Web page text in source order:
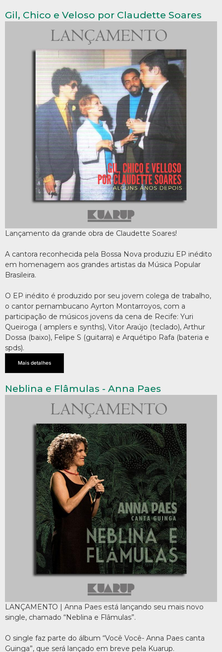
Gil, Chico e Veloso por Claudette Soares
Lançamento da grande obra de Claudette Soares!
A cantora reconhecida pela Bossa Nova produziu EP inédito
em homenagem aos grandes artistas da Música Popular
Brasileira.
O EP inédito é produzido por seu jovem colega de trabalho,
o cantor pernambucano Ayrton Montarroyos, com a
participação de músicos jovens da cena de Recife: Yuri
Queiroga ( amplers e synths), Vitor Araújo (teclado), Arthur
Dossa (baixo), Felipe S (guitarra) e Arquétipo Rafa (bateria e
spds).
Mais detalhes
Neblina e Flâmulas - Anna Paes
LANÇAMENTO | Anna Paes está lançando seu mais novo
single, chamado “Neblina e Flâmulas”.
O single faz parte do álbum “Você Você- Anna Paes canta
Guinga”, que será lançado em breve pela Kuarup.